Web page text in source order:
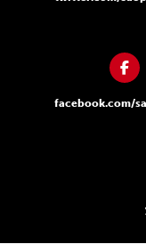
facebook.com/